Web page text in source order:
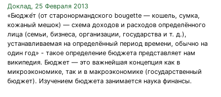
Доклад, 25 Февраля 2013
«Бюдже́т (от старонормандского bougette — кошель, сумка,
кожаный мешок) — схема доходов и расходов определённого
лица (семьи, бизнеса, организации, государства и т. д.),
устанавливаемая на определённый период времени, обычно на
один год» - такое определение бюджета представляет нам
википедия. Бюджет — это важнейшая концепция как в
микроэкономике, так и в макроэкономике (государственный
бюджет). Изучением бюджета занимается наука финансы.